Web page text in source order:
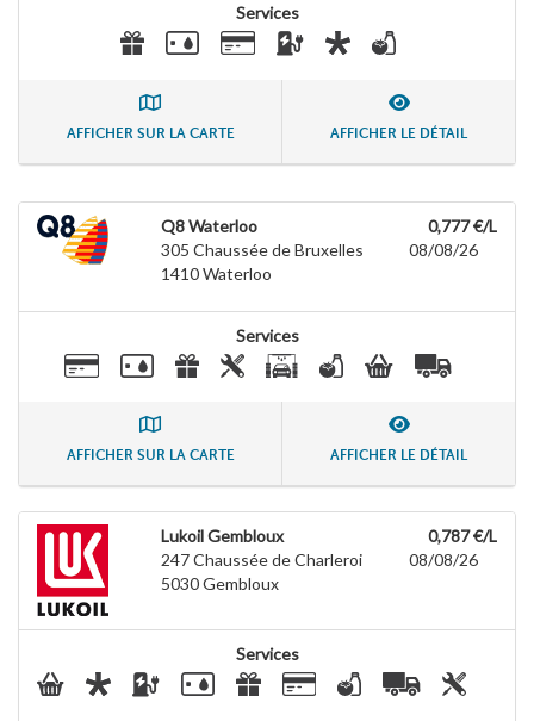
Services
AFFICHER SUR LA CARTE AFFICHER LE DÉTAIL
Q8 Waterloo
305 Chaussée de Bruxelles
1410Waterloo
0,777 €/L
08/08/26
Services
AFFICHER SUR LA CARTE AFFICHER LE DÉTAIL
Lukoil Gembloux
247 Chaussée de Charleroi
5030Gembloux
0,787 €/L
08/08/26
Services